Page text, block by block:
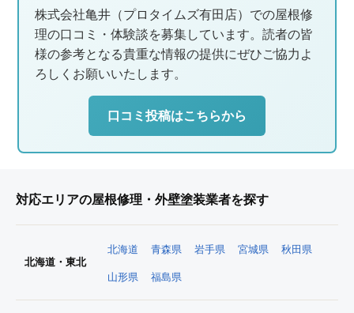
株式会社亀井（プロタイムズ有田店）での屋根修
理の口コミ・体験談を募集しています。読者の皆
様の参考となる貴重な情報の提供にぜひご協力よ
ろしくお願いいたします。
口コミ投稿はこちらから
対応エリアの屋根修理・外壁塗装業者を探す
北海道・東北
北海道 青森県 岩手県 宮城県 秋田県
山形県 福島県